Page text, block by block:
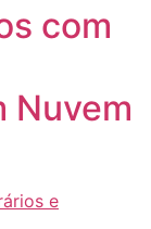
com
Nuvem